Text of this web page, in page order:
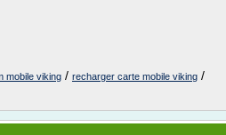
mobile viking / recharger carte mobile viking /